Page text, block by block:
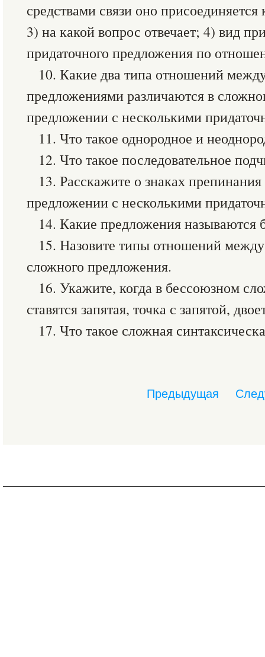
средствами связи оно
3) на какой вопрос отвечает; 4) вид
придаточного предложения по
10. Какие два типа отношений
предложениями различаются в
предложении с несколькими
11. Что такое однородное и
12. Что такое последовательное
13. Расскажите о знаках
предложении с несколькими
14. Какие предложения называются
15. Назовите типы отношений
сложного предложения.
16. Укажите, когда в бессоюзном
ставятся запятая, точка с запятой,
17. Что такое сложная
Предыдущая